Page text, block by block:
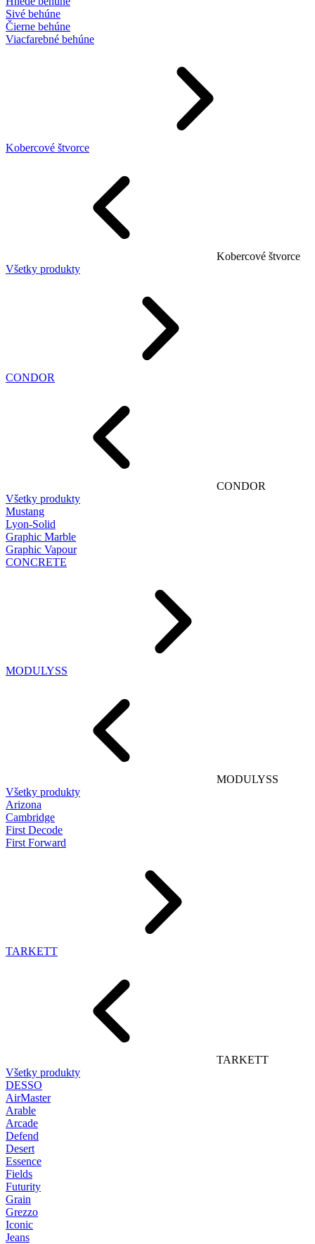
Sivé behúne
Čierne behúne
Viacfarebné behúne
Kobercové štvorce
Kobercové štvorce
Všetky produkty
CONDOR
CONDOR
Všetky produkty
Mustang
Lyon-Solid
Graphic Marble
Graphic Vapour
CONCRETE
MODULYSS
MODULYSS
Všetky produkty
Arizona
Cambridge
First Decode
First Forward
TARKETT
TARKETT
Všetky produkty
DESSO
AirMaster
Arable
Arcade
Defend
Desert
Essence
Fields
Futurity
Grain
Grezzo
Iconic
Jeans